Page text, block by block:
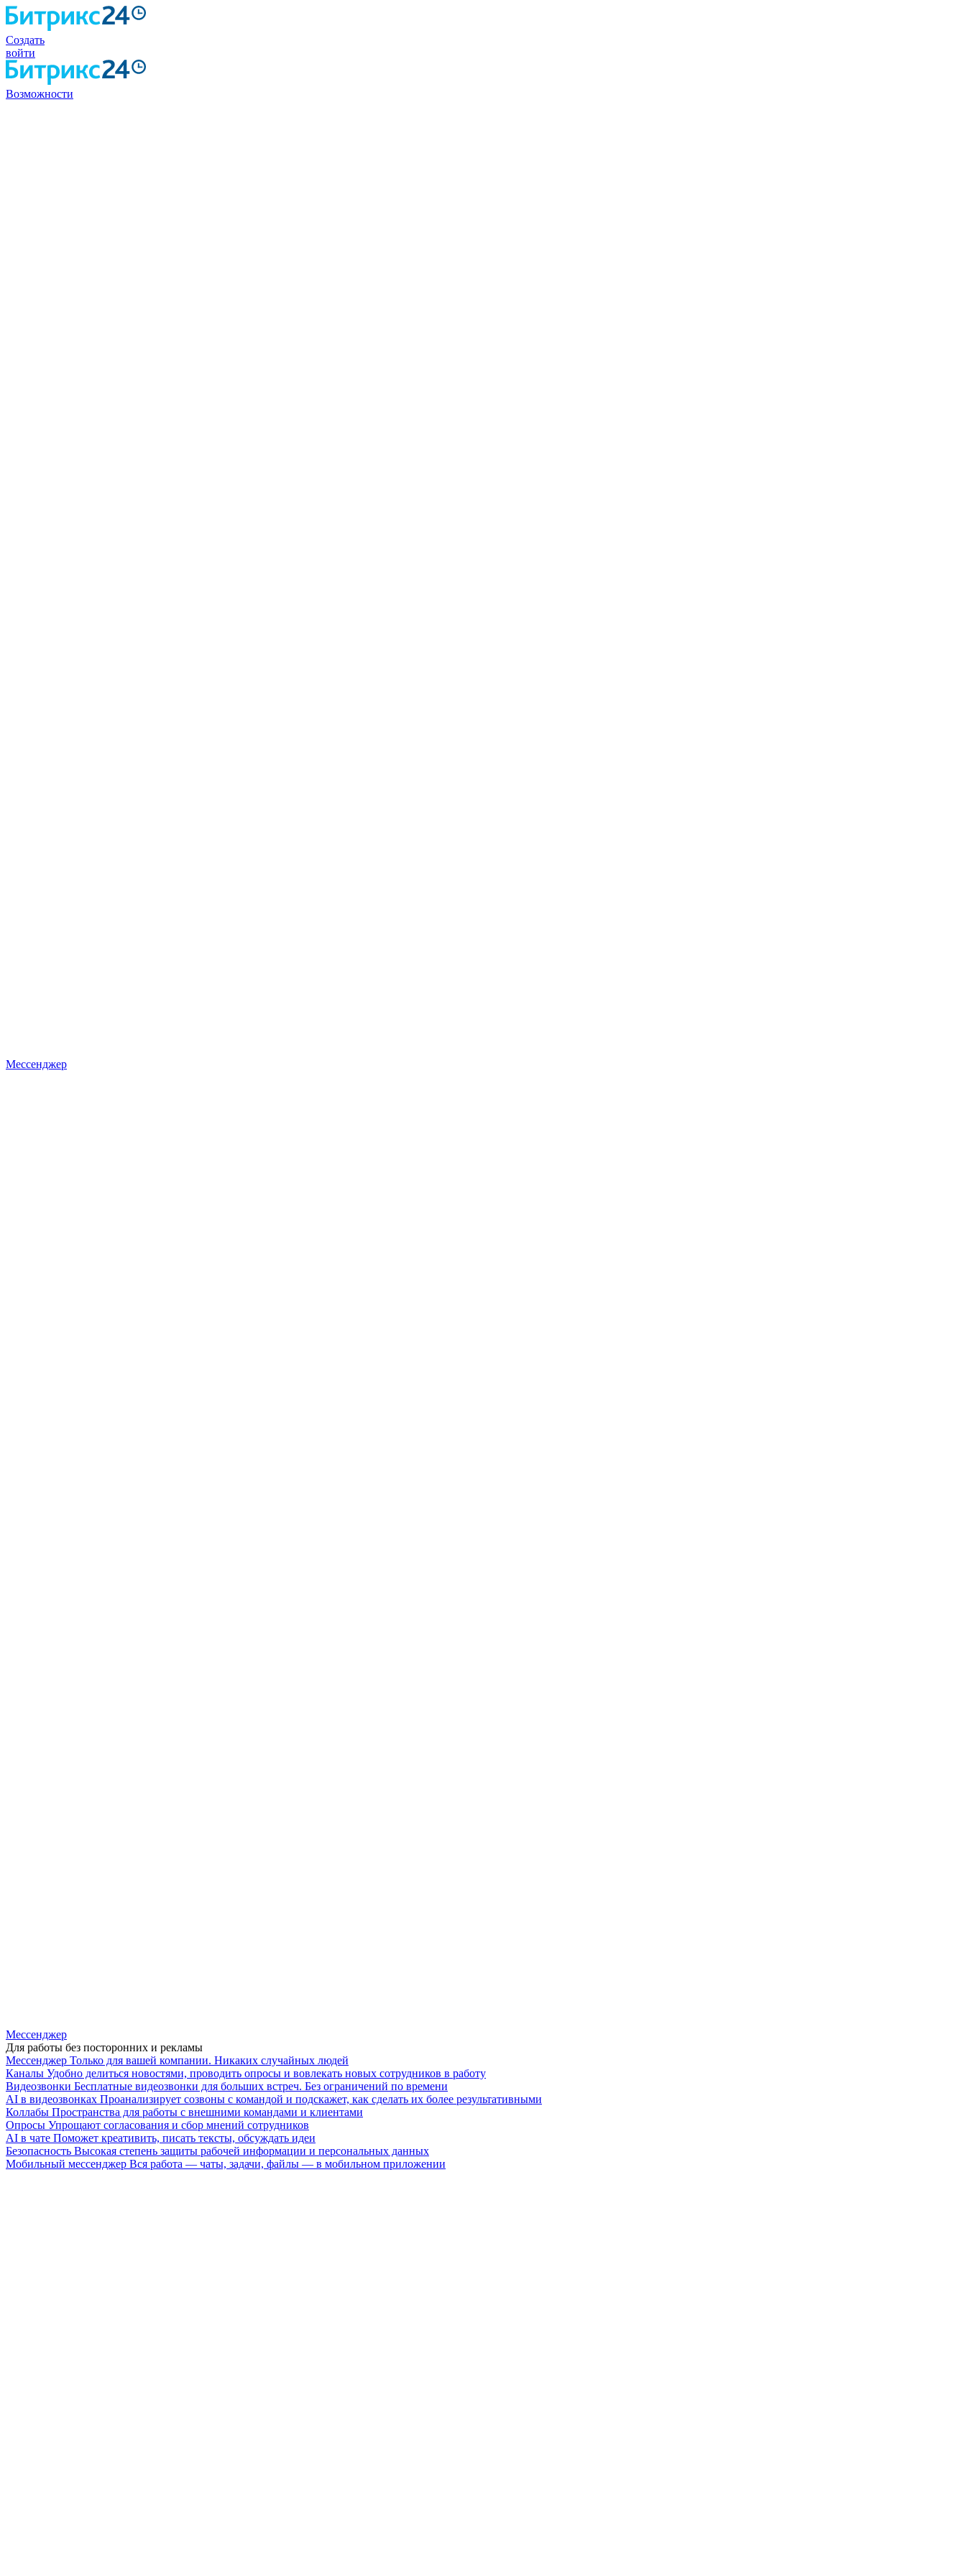
Создать
войти
Возможности
Мессенджер
Мессенджер
Для работы без посторонних и рекламы
Мессенджер Только для вашей компании. Никаких случайных людей
Каналы Удобно делиться новостями, проводить опросы и вовлекать новых сотрудников в работу
Видеозвонки Бесплатные видеозвонки для больших встреч. Без ограничений по времени
AI в видеозвонках Проанализирует созвоны с командой и подскажет, как сделать их более результативными
Коллабы Пространства для работы с внешними командами и клиентами
Опросы Упрощают согласования и сбор мнений сотрудников
AI в чате Поможет креативить, писать тексты, обсуждать идеи
Безопасность Высокая степень защиты рабочей информации и персональных данных
Мобильный мессенджер Вся работа — чаты, задачи, файлы — в мобильном приложении